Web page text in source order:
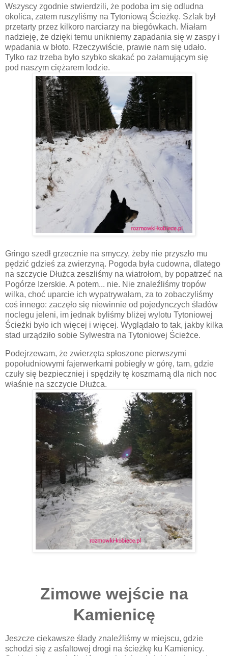
Wszyscy zgodnie stwierdzili, że podoba im się odludna
okolica, zatem ruszyliśmy na Tytoniową Ścieżkę. Szlak był
przetarty przez kilkoro narciarzy na biegówkach. Miałam
nadzieję, że dzięki temu unikniemy zapadania się w zaspy i
wpadania w błoto. Rzeczywiście, prawie nam się udało.
Tylko raz trzeba było szybko skakać po załamującym się
pod naszym ciężarem lodzie.
Gringo szedł grzecznie na smyczy, żeby nie przyszło mu
pędzić gdzieś za zwierzyną. Pogoda była cudowna, dlatego
na szczycie Dłużca zeszliśmy na wiatrołom, by popatrzeć na
Pogórze Izerskie. A potem... nie. Nie znaleźliśmy tropów
wilka, choć uparcie ich wypatrywałam, za to zobaczyliśmy
coś innego: zaczęło się niewinnie od pojedynczych śladów
noclegu jeleni, im jednak byliśmy bliżej wylotu Tytoniowej
Ścieżki było ich więcej i więcej. Wyglądało to tak, jakby kilka
stad urządziło sobie Sylwestra na Tytoniowej Ścieżce.
Podejrzewam, że zwierzęta spłoszone pierwszymi
popołudniowymi fajerwerkami pobiegły w górę, tam, gdzie
czuły się bezpieczniej i spędziły tę koszmarną dla nich noc
właśnie na szczycie Dłużca.
Zimowe wejście na
Kamienicę
Jeszcze ciekawsze ślady znaleźliśmy w miejscu, gdzie
schodzi się z asfaltowej drogi na ścieżkę ku Kamienicy.